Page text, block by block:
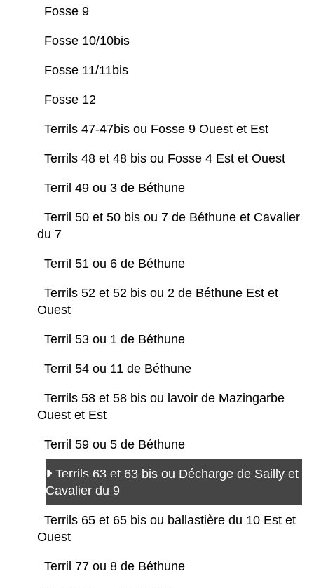
Fosse 9
Fosse 10/10bis
Fosse 11/11bis
Fosse 12
Terrils 47-47bis ou Fosse 9 Ouest et Est
Terrils 48 et 48 bis ou Fosse 4 Est et Ouest
Terril 49 ou 3 de Béthune
Terril 50 et 50 bis ou 7 de Béthune et Cavalier
du 7
Terril 51 ou 6 de Béthune
Terrils 52 et 52 bis ou 2 de Béthune Est et
Ouest
Terril 53 ou 1 de Béthune
Terril 54 ou 11 de Béthune
Terrils 58 et 58 bis ou lavoir de Mazingarbe
Ouest et Est
Terril 59 ou 5 de Béthune
Terrils 63 et 63 bis ou Décharge de Sailly et
Cavalier du 9
Terrils 65 et 65 bis ou ballastière du 10 Est et
Ouest
Terril 77 ou 8 de Béthune